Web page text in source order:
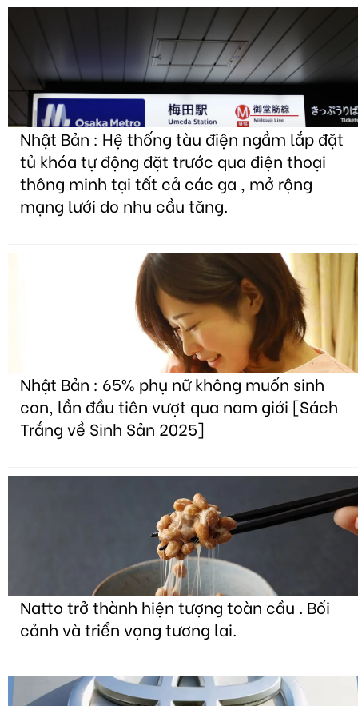
Nhật Bản : Hệ thống tàu điện ngầm lắp đặt
tủ khóa tự động đặt trước qua điện thoại
thông minh tại tất cả các ga , mở rộng
mạng lưới do nhu cầu tăng.
Nhật Bản : 65% phụ nữ không muốn sinh
con, lần đầu tiên vượt qua nam giới [Sách
Trắng về Sinh Sản 2025]
Natto trở thành hiện tượng toàn cầu . Bối
cảnh và triển vọng tương lai.